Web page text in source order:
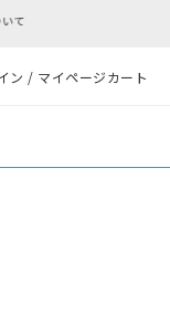
て
ン / マイページカート